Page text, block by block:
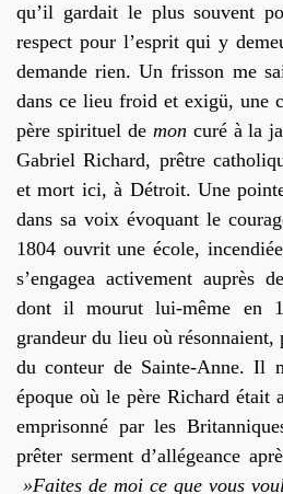
qu’il gardait le plus souvent
respect pour l’espritqui y
demande rien. Un frisson me
dans ce lieu froid et exigü, une
père spirituel de mon curé à la
Gabriel Richard, prêtre
et mort ici, à Détroit. Une
dans sa voix évoquant le
1804 ouvrit une école,
s’engagea activement auprès
dont il mourut lui-même en
grandeur du lieu où résonnaient,
du conteur de Sainte-Anne. Il
époque où le père Richard était
emprisonné par les
prêter serment d’allégeance
»Faites de moi ce que vous